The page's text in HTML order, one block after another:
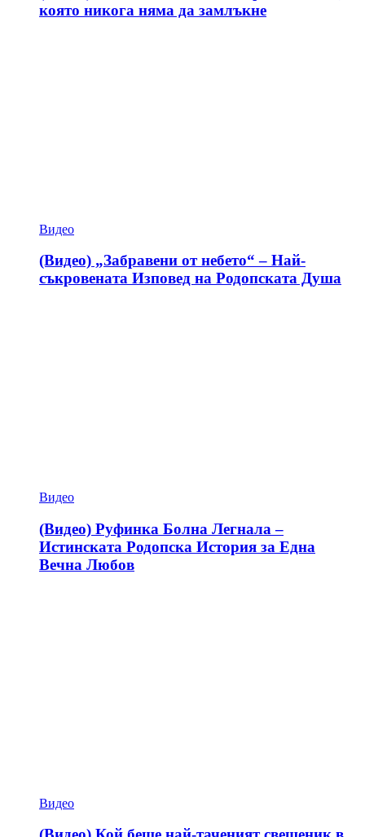
която никога няма да замлъкне
Видео
(Видео) „Забравени от небето“ – Най-
съкровената Изповед на Родопската Душа
Видео
(Видео) Руфинка Болна Легнала –
Истинската Родопска История за Една
Вечна Любов
Видео